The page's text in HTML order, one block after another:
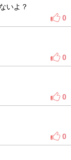
いよ？
0
0
0
0